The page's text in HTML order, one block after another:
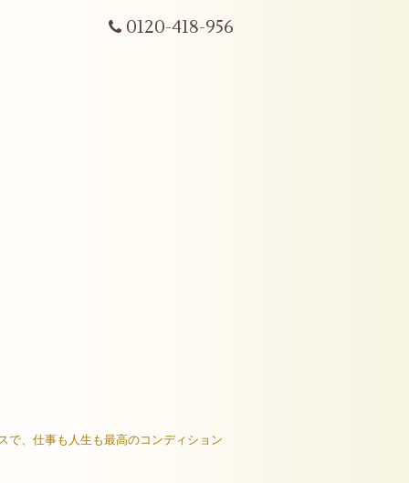
0120-418-956
で、仕事も人生も最高のコンディション